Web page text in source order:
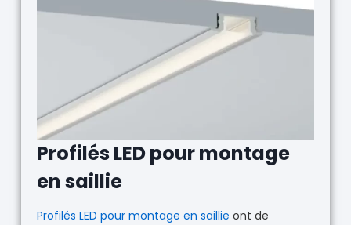
Profilés LED pour montage
en saillie
Profilés LED pour montage en saillie ont de